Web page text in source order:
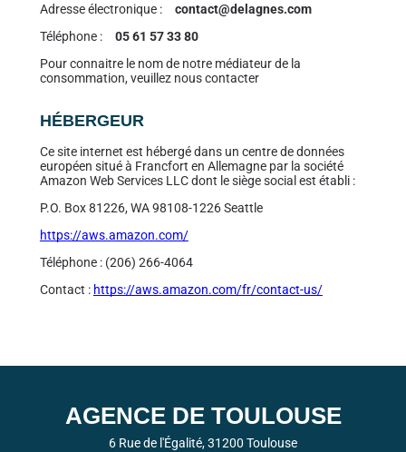
Adresse électronique :
contact@delagnes.com
Téléphone :
05 61 57 33 80
Pour connaitre le nom de notre médiateur de la
consommation, veuillez nous contacter
HÉBERGEUR
Ce site internet est hébergé dans un centre de données
européen situé à Francfort en Allemagne par la société
Amazon Web Services LLC dont le siège social est établi :
P.O. Box 81226, WA 98108-1226 Seattle
https://aws.amazon.com/
Téléphone : (206) 266-4064
Contact : https://aws.amazon.com/fr/contact-us/
AGENCE DE TOULOUSE
6 Rue de l'Égalité, 31200 Toulouse